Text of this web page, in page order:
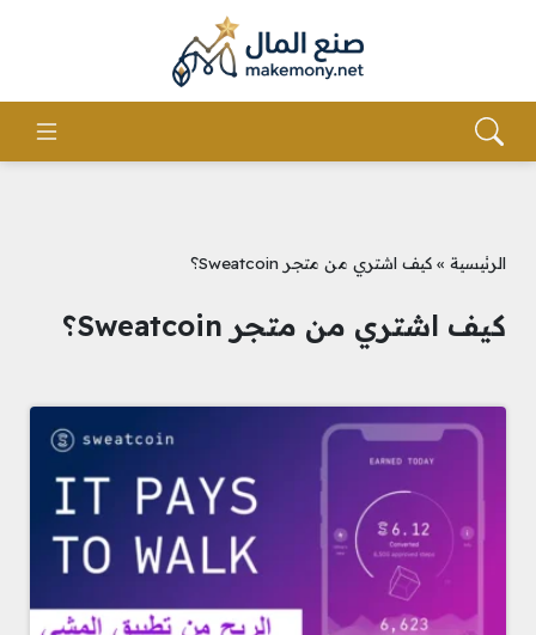
الرئيسية » كيف اشتري من متجر Sweatcoin؟
كيف اشتري من متجر Sweatcoin؟